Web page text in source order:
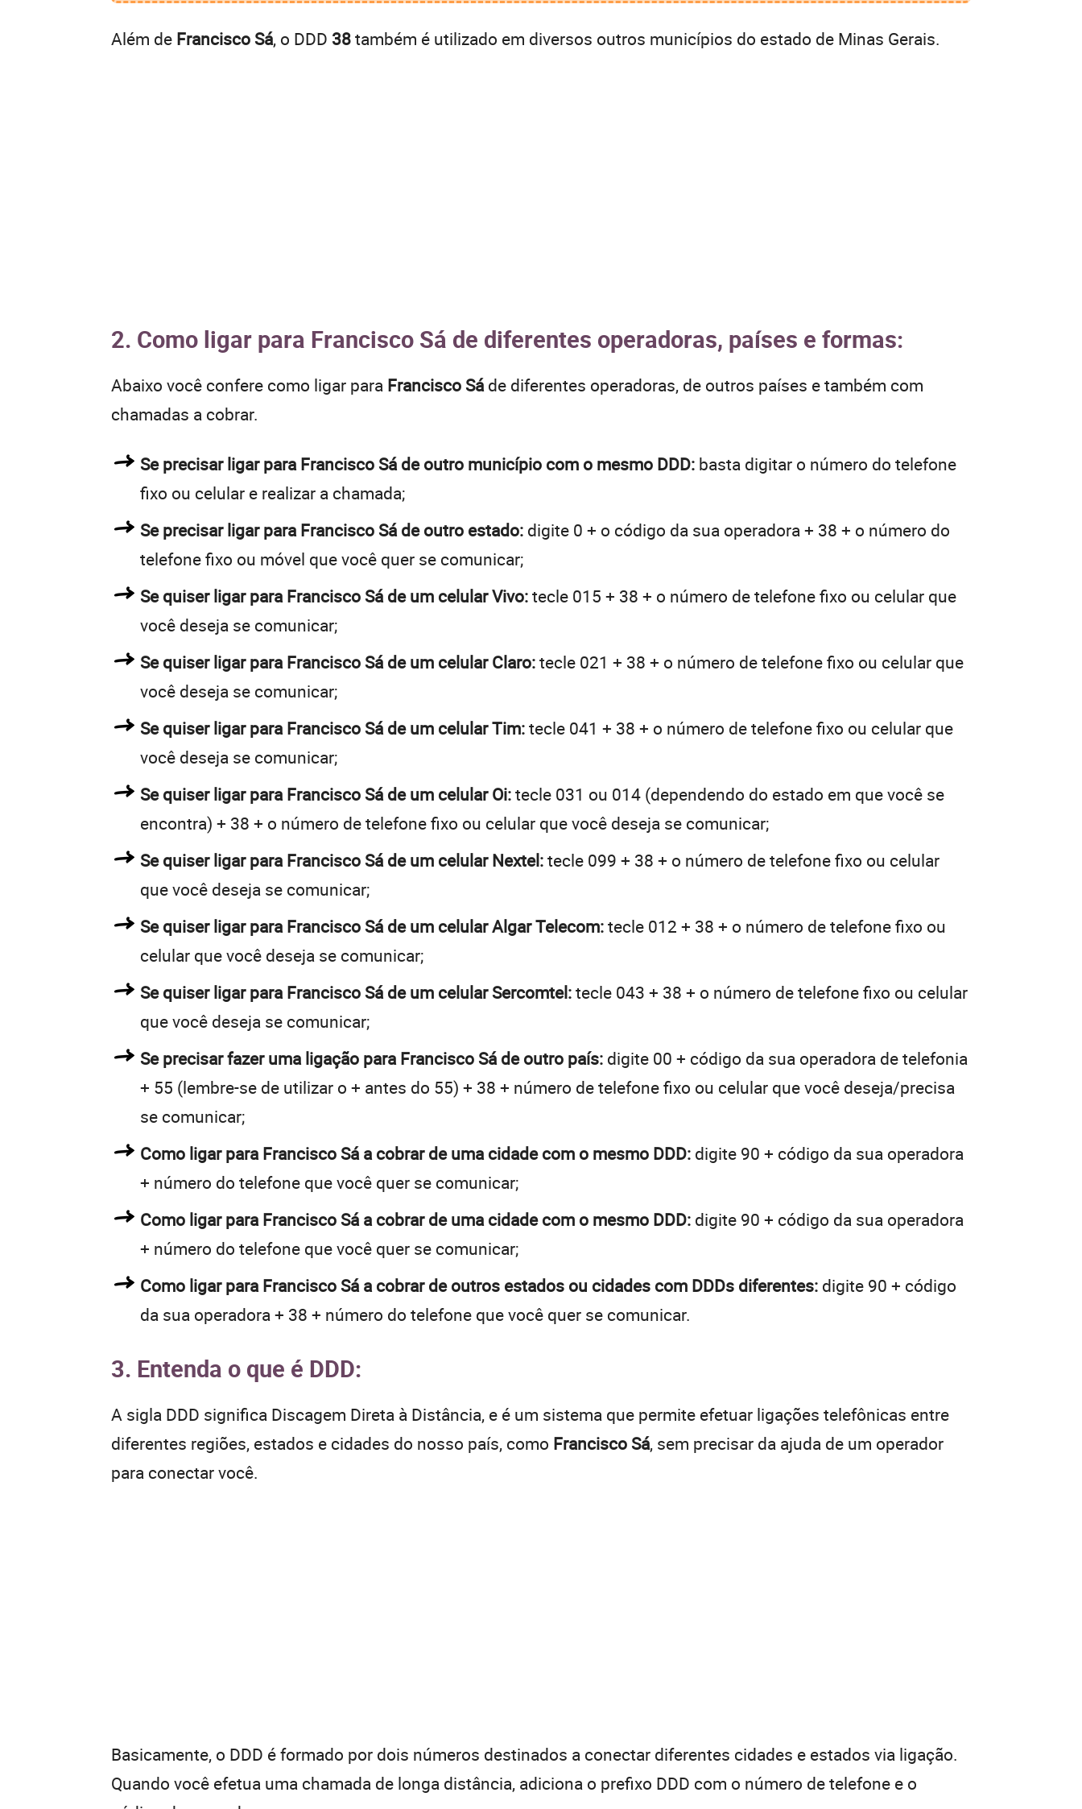
Além de Francisco Sá, o DDD 38também é utilizado em diversos outros municípios do estado de Minas Gerais.
2. Como ligar para Francisco Sá de diferentes operadoras, países e formas:
Abaixo você confere como ligar para Francisco Sáde diferentes operadoras, de outros países e também com
chamadas a cobrar.
Se precisar ligar para Francisco Sá de outro município com o mesmo DDD: basta digitar o número do telefone
fixo ou celular e realizar a chamada;
Se precisar ligar para Francisco Sá de outro estado: digite 0 + o código da sua operadora + 38 + o número do
telefone fixo ou móvel que você quer se comunicar;
Se quiser ligar para Francisco Sá de um celular Vivo:tecle 015 + 38 + o número de telefone fixo ou celular que
você deseja se comunicar;
Se quiser ligar para Francisco Sá de um celular Claro:tecle 021 + 38 + o número de telefone fixo ou celular que
você deseja se comunicar;
Se quiser ligar para Francisco Sá de um celular Tim:tecle 041 + 38 + o número de telefone fixo ou celular que
você deseja se comunicar;
Se quiser ligar para Francisco Sá de um celular Oi:tecle 031 ou 014 (dependendo do estado em que você se
encontra) + 38 + o número de telefone fixo ou celular que você deseja se comunicar;
Se quiser ligar para Francisco Sá de um celular Nextel:tecle 099 + 38 + o número de telefone fixo ou celular
que você deseja se comunicar;
Se quiser ligar para Francisco Sá de um celular Algar Telecom:tecle 012 + 38 + o número de telefone fixo ou
celular que você deseja se comunicar;
Se quiser ligar para Francisco Sá de um celular Sercomtel:tecle 043 + 38 + o número de telefone fixo ou celular
que você deseja se comunicar;
Se precisar fazer uma ligação para Francisco Sá de outro país: digite 00 + código da sua operadora de telefonia
+ 55 (lembre-se de utilizar o + antes do 55) + 38 + número de telefone fixo ou celular que você deseja/precisa
se comunicar;
Como ligar para Francisco Sá a cobrar de uma cidade com o mesmo DDD: digite 90 + código da sua operadora
+ número do telefone que você quer se comunicar;
Como ligar para Francisco Sá a cobrar de uma cidade com o mesmo DDD: digite 90 + código da sua operadora
+ número do telefone que você quer se comunicar;
Como ligar para Francisco Sá a cobrar de outros estados ou cidades com DDDs diferentes: digite 90 + código
da sua operadora + 38 + número do telefone que você quer se comunicar.
3. Entenda o que é DDD:
A sigla DDD significa Discagem Direta à Distância, e é um sistema que permite efetuar ligações telefônicas entre
diferentes regiões, estados e cidades do nosso país, como Francisco Sá, sem precisar da ajuda de um operador
para conectar você.
Basicamente, o DDD é formado por dois números destinados a conectar diferentes cidades e estados via ligação.
Quando você efetua uma chamada de longa distância, adiciona o prefixo DDD com o número de telefone e o